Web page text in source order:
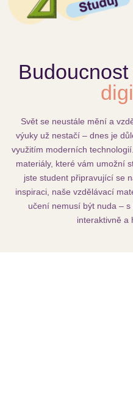
Svět se neustále mění a
výuky už nestačí – dnes je
využitím moderních
materiály, které vám umožní
jste student připravující se
inspiraci, naše vzdělávací
učení nemusí být nuda – s
interaktivně a